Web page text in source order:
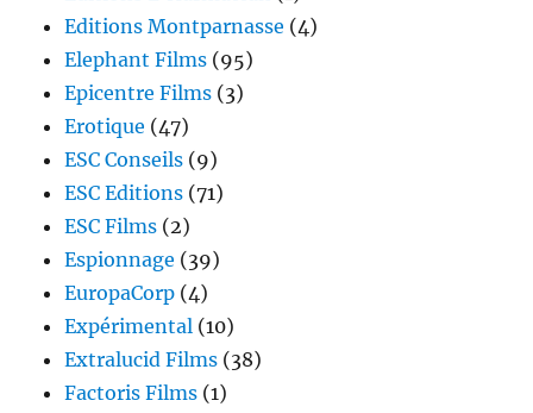
Editions Montparnasse (4)
Elephant Films (95)
Epicentre Films (3)
Erotique (47)
ESC Conseils (9)
ESC Editions (71)
ESC Films (2)
Espionnage (39)
EuropaCorp (4)
Expérimental (10)
Extralucid Films (38)
Factoris Films (1)